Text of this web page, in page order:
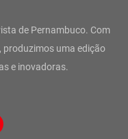
de Pernambuco. Com
uma edição
e inovadoras.